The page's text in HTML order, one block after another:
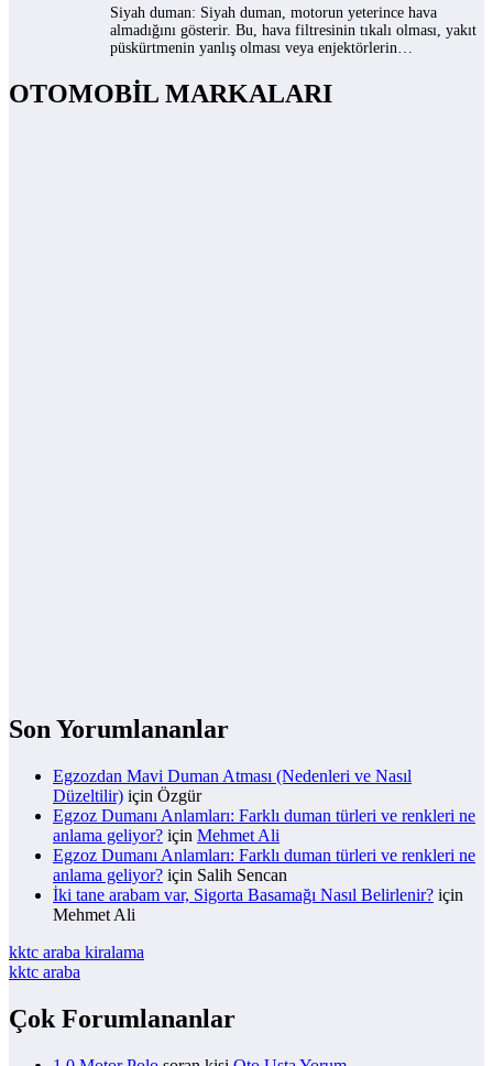
Siyah duman: Siyah duman, motorun yeterince hava
almadığını gösterir. Bu, hava filtresinin tıkalı olması, yakıt
püskürtmenin yanlış olması veya enjektörlerin…
OTOMOBİL MARKALARI
Son Yorumlananlar
Egzozdan Mavi Duman Atması (Nedenleri ve Nasıl
Düzeltilir) için Özgür
Egzoz Dumanı Anlamları: Farklı duman türleri ve renkleri ne
anlama geliyor? için Mehmet Ali
Egzoz Dumanı Anlamları: Farklı duman türleri ve renkleri ne
anlama geliyor? için Salih Sencan
İki tane arabam var, Sigorta Basamağı Nasıl Belirlenir? için
Mehmet Ali
kktc araba kiralama
kktc araba
Çok Forumlananlar